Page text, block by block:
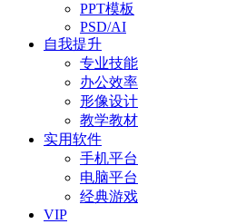
PPT模板
PSD/AI
自我提升
专业技能
办公效率
形像设计
教学教材
实用软件
手机平台
电脑平台
经典游戏
VIP